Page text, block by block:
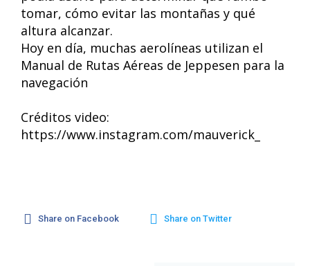
tomar, cómo evitar las montañas y qué
altura alcanzar.
Hoy en día, muchas aerolíneas utilizan el
Manual de Rutas Aéreas de Jeppesen para la
navegación
Créditos video:
https://www.instagram.com/mauverick_
Share on Facebook Share on Twitter